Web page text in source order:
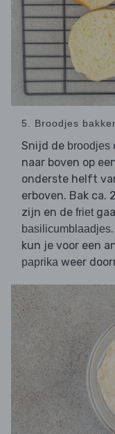
5. Broodjes
Snijd de broodjes
naar boven op
onderste helft
erboven. Bak ca.
zijn en de friet
basilicumblaadjes
kun je voor een
paprika weer